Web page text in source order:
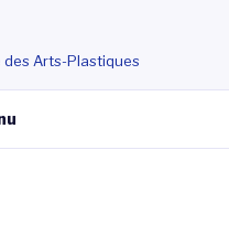
des Arts-Plastiques